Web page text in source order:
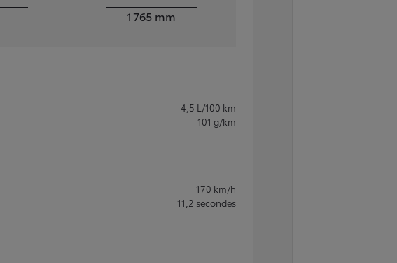
1 765 mm
4,5 L/100 km
101 g/km
170 km/h
11,2 secondes